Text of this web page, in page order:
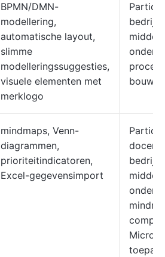
BPMN/DMN-
modellering,
automatische layout,
slimme
modelleringssuggesties,
visuele elementen met
merklogo
bouwen
mindmaps, Venn-
diagrammen,
prioriteitindicatoren,
Excel-gegevensimport